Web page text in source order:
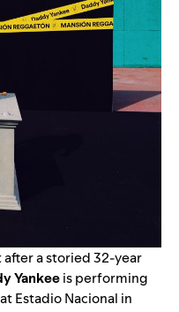
a storied 32-year
Yankeeis performing
Estadio Nacional in